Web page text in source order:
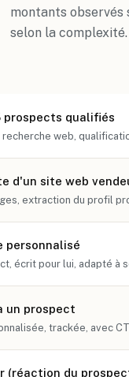
montants observés
selon la complexité.
prospects qualifiés
web,
d'un site web
extraction du profil
personnalisé
écrit pour lui, adapté à
un prospect
trackée, avec
(réaction du